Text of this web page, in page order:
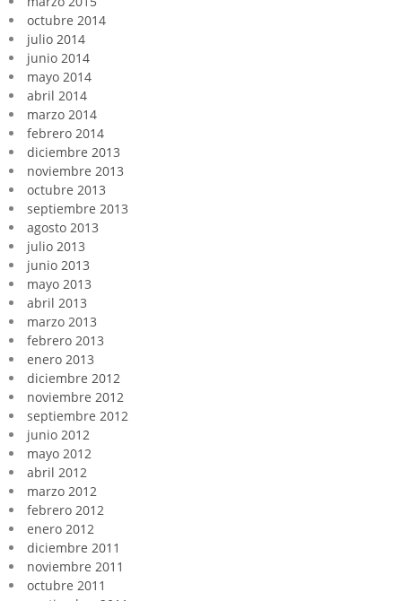
octubre 2014
julio 2014
junio 2014
mayo 2014
abril 2014
marzo 2014
febrero 2014
diciembre 2013
noviembre 2013
octubre 2013
septiembre 2013
agosto 2013
julio 2013
junio 2013
mayo 2013
abril 2013
marzo 2013
febrero 2013
enero 2013
diciembre 2012
noviembre 2012
septiembre 2012
junio 2012
mayo 2012
abril 2012
marzo 2012
febrero 2012
enero 2012
diciembre 2011
noviembre 2011
octubre 2011